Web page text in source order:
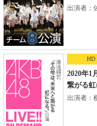
出演者：
HD
2020年1
繋がる
出演者：